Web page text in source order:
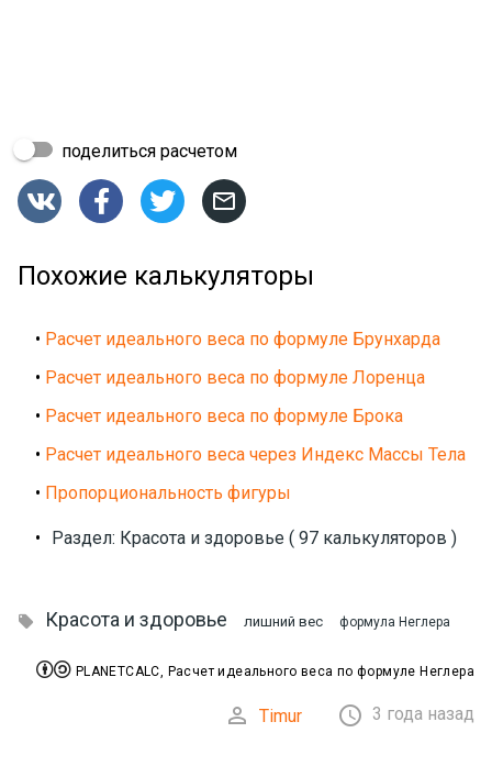
поделиться расчетом
   
Похожие калькуляторы
• Расчет идеального веса по формуле Брунхарда
• Расчет идеального веса по формуле Лоренца
• Расчет идеального веса по формуле Брока
• Расчет идеального веса через Индекс Массы Тела
• Пропорциональность фигуры
• Раздел: Красота и здоровье ( 97 калькуляторов )
 Красота и здоровье лишний вес формула Неглера
 PLANETCALC, Расчет идеального веса по формуле Неглера
 Timur  3 года назад